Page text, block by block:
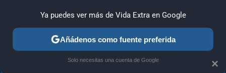
ANÁLISIS GUÍAS Y TRUCOS PC SONY NINTENDO
×
Ya puedes ver más de Vida Extra en Google
Añádenos como fuente preferida
Solo necesitas una cuenta de Google